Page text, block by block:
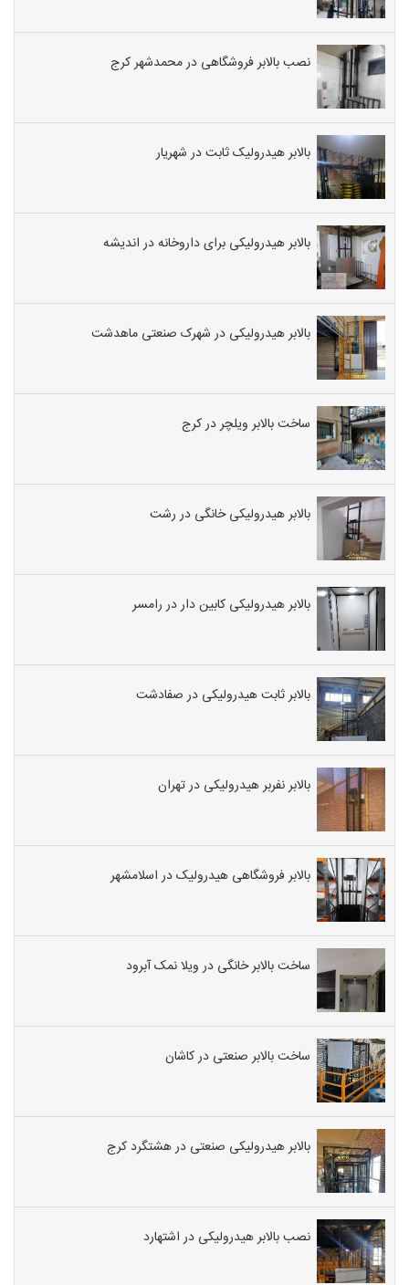
نصب بالابر فروشگاهی در محمدشهر کرج
بالابر هیدرولیک ثابت در شهریار
بالابر هیدرولیکی برای داروخانه در اندیشه
بالابر هیدرولیکی در شهرک صنعتی ماهدشت
ساخت بالابر ویلچر در کرج
بالابر هیدرولیکی خانگی در رشت
بالابر هیدرولیکی کابین دار در رامسر
بالابر ثابت هیدرولیکی در صفادشت
بالابر نفربر هیدرولیکی در تهران
بالابر فروشگاهی هیدرولیک در اسلامشهر
ساخت بالابر خانگی در ویلا نمک آبرود
ساخت بالابر صنعتی در کاشان
بالابر هیدرولیکی صنعتی در هشتگرد کرج
نصب بالابر هیدرولیکی در اشتهارد